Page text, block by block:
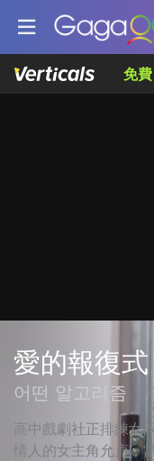
免費
愛的報復式
어떤 알고리즘
高中戲劇社正排練女
情人的女主角允貞，